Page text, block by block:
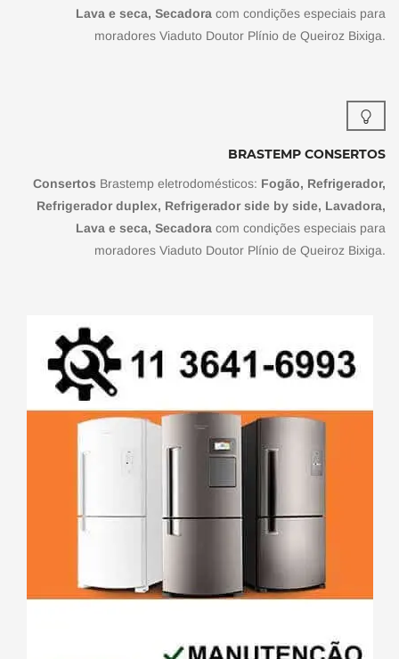
Lava e seca, Secadora com condições especiais para
moradores Viaduto Doutor Plínio de Queiroz Bixiga.
BRASTEMP CONSERTOS
Consertos Brastemp eletrodomésticos: Fogão, Refrigerador,
Refrigerador duplex, Refrigerador side by side, Lavadora,
Lava e seca, Secadora com condições especiais para
moradores Viaduto Doutor Plínio de Queiroz Bixiga.